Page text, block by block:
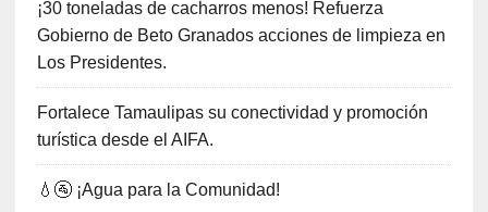
¡30 toneladas de cacharros menos! Refuerza
Gobierno de Beto Granados acciones de limpieza en
Los Presidentes.
Fortalece Tamaulipas su conectividad y promoción
turística desde el AIFA.
💧🚰 ¡Agua para la Comunidad!